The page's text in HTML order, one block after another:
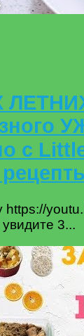
с
https://
3...